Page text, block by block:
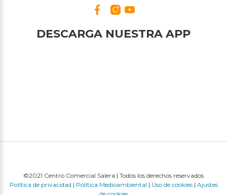
DESCARGA NUESTRA APP
©2021 Centro Comercial Salera | Todos los derechos reservados
Política de privacidad | Política Medioambiental | Uso de cookies| Ajustes